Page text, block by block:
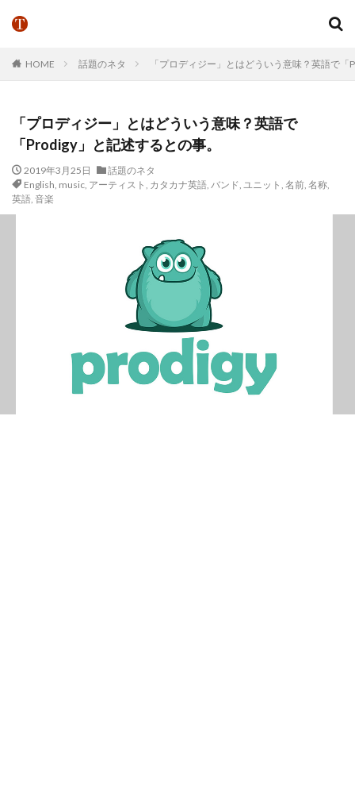
HOME 話題のネタ 「プロディジー」とはどういう意味？英語で
「プロディジー」とはどういう意味？英語で
「Prodigy」と記述するとの事。
2019年3月25日
話題のネタ
English, music, アーティスト , カタカナ英語, バンド, ユニット , 名前, 名称,
英語, 音楽